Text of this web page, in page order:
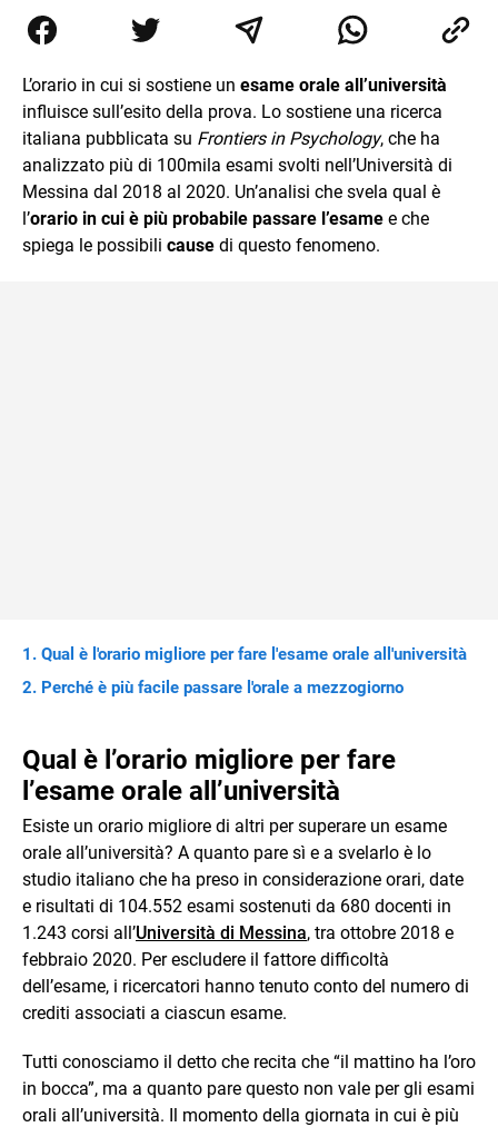
le diverse sfumature dell'informazione e quelle storie di
vita che parlano di luoghi, viaggi unici, cultura e lifestyle,
L’orario in cui si sostiene un esame orale all’università
influisce sull’esito della prova. Lo sostiene una ricerca
italiana pubblicata su Frontiers in Psychology, che ha
analizzato più di 100mila esami svolti nell’Università di
Messina dal 2018 al 2020. Un’analisi che svela qual è
l’orario in cui è più probabile passare l’esame e che
spiega le possibili cause di questo fenomeno.
Qual è l'orario migliore per fare l'esame orale all'università
Perché è più facile passare l'orale a mezzogiorno
Qual è l’orario migliore per fare
l’esame orale all’università
Esiste un orario migliore di altri per superare un esame
orale all’università? A quanto pare sì e a svelarlo è lo
studio italiano che ha preso in considerazione orari, date
e risultati di 104.552 esami sostenuti da 680 docenti in
1.243 corsi all’Università di Messina, tra ottobre 2018 e
febbraio 2020. Per escludere il fattore difficoltà
dell’esame, i ricercatori hanno tenuto conto del numero di
crediti associati a ciascun esame.
Tutti conosciamo il detto che recita che “il mattino ha l’oro
in bocca”, ma a quanto pare questo non vale per gli esami
orali all’università. Il momento della giornata in cui è più